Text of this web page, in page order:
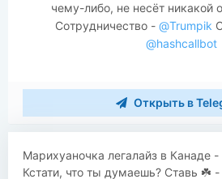
чему-либо, не несёт никакой
Сoтpyдничecтво - @Trumpik
@hashcallbot
Открыть в
Марихуаночка легалайз в Канаде -
Кстати, что ты думаешь? Ставь ☘️ -